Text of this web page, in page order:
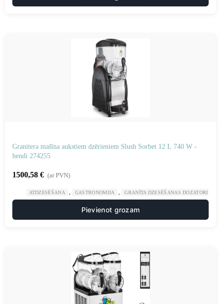
Granitera mašīna aukstiem dzērieniem Slush Sorbet 12 L 740 W -
hendi 274255
1500,58 € (ar PVN)
ATDZESĒŠANA GASTRONOMIJA GRANĪTA DZESĒŠANAS DOZATORI
Pievienot grozam